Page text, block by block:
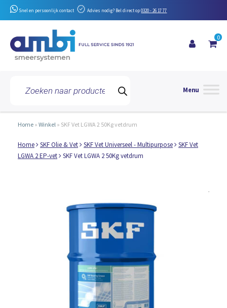
Snel en persoonlijk contact Advies nodig? Bel direct op0320 - 26 17 77
zoeken
0
Home » Winkel » SKF Vet LGWA 2 50Kg vetdrum
Home SKF Olie & Vet SKF Vet Universeel - Multipurpose
SKF Vet
LGWA 2 EP-vet
SKF Vet LGWA 2 50Kg vetdrum